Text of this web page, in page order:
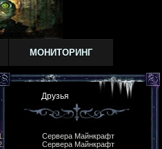
МОНИТОРИНГ
Друзья
Сервера Майнкрафт
Сервера Майнкрафт